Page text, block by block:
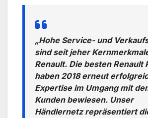
„Hohe Service- und
sind seit jeher
Renault. Die besten Renault
haben 2018 erneut
Expertise im Umgang mit
Kunden bewiesen. Unser
Händlernetz repräsentiert